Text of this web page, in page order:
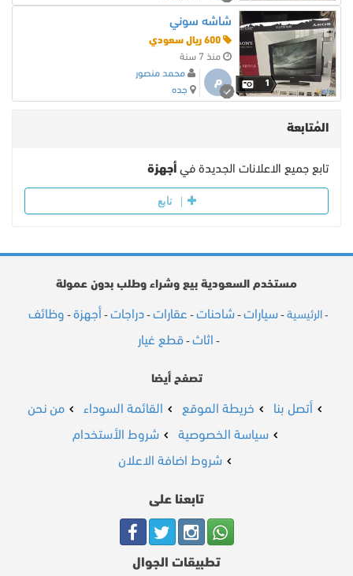
1
شاشه سوني
منذ 7 سنة
م
محمد منصور
جده
المُتابعة
تابع جميع الاعلانات الجديدة في أجهزة
تابع
مستخدم السعودية بيع وشراء وطلب بدون عمولة
- الرئيسية - سيارات - شاحنات - عقارات - دراجات - أجهزة - وظائف
- اثاث -قطع غيار
تصفح أيضا
أتصل بنا خريطة الموقع القائمة السوداء
من نحن
سياسة الخصوصية
شروط الأستخدام
شروط اضافة الاعلان
تابعنا على
تطبيقات الجوال